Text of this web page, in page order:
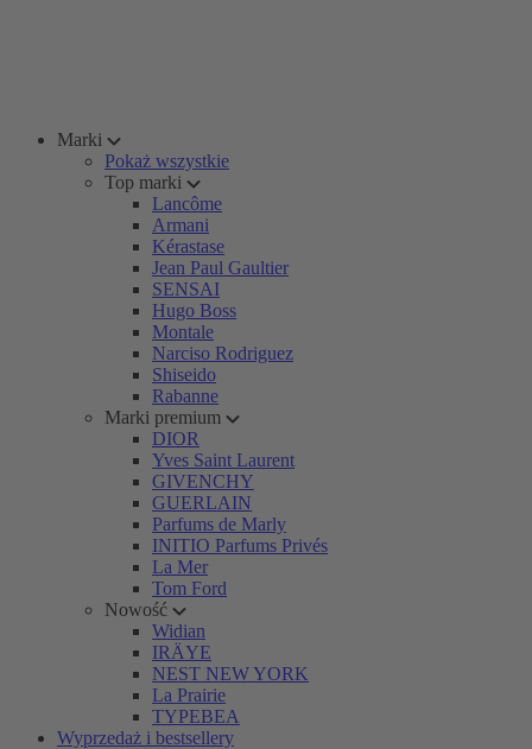
Marki
Pokaż wszystkie
Top marki
Lancôme
Armani
Kérastase
Jean Paul Gaultier
SENSAI
Hugo Boss
Montale
Narciso Rodriguez
Shiseido
Rabanne
Marki premium
DIOR
Yves Saint Laurent
GIVENCHY
GUERLAIN
Parfums de Marly
INITIO Parfums Privés
La Mer
Tom Ford
Nowość
Widian
IRÄYE
NEST NEW YORK
La Prairie
TYPEBEA
Wyprzedaż i bestsellery